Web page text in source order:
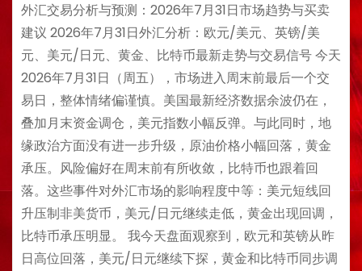
外汇交易分析与预测：2026年7月31日市场趋势与买卖
建议 2026年7月31日外汇分析：欧元/美元、英镑/美
元、美元/日元、黄金、比特币最新走势与交易信号 今天
2026年7月31日（周五），市场进入周末前最后一个交
易日，整体情绪偏谨慎。美国最新经济数据余波仍在，
叠加月末资金调仓，美元指数小幅反弹。与此同时，地
缘政治方面没有进一步升级，原油价格小幅回落，黄金
承压。风险偏好在周末前有所收敛，比特币也跟着回
落。这些事件对外汇市场的影响程度中等：美元短线回
升压制非美货币，美元/日元继续走低，黄金出现回调，
比特币承压明显。 我今天盘面观察到，欧元和英镑从昨
日高位回落，美元/日元继续下探，黄金和比特币同步调